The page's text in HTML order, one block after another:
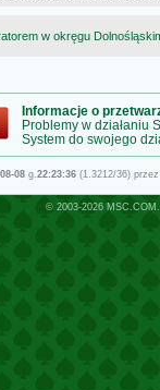
w okręgu
Informacje o
Problemy w działaniu
System do swojego
08g.22:23:36(1.3212/36)
© 2003-2026